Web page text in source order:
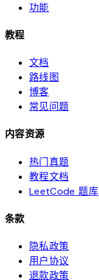
功能
教程
文档
路线图
博客
常见问题
内容资源
热门真题
教程文档
LeetCode 题库
条款
隐私政策
用户协议
退款政策